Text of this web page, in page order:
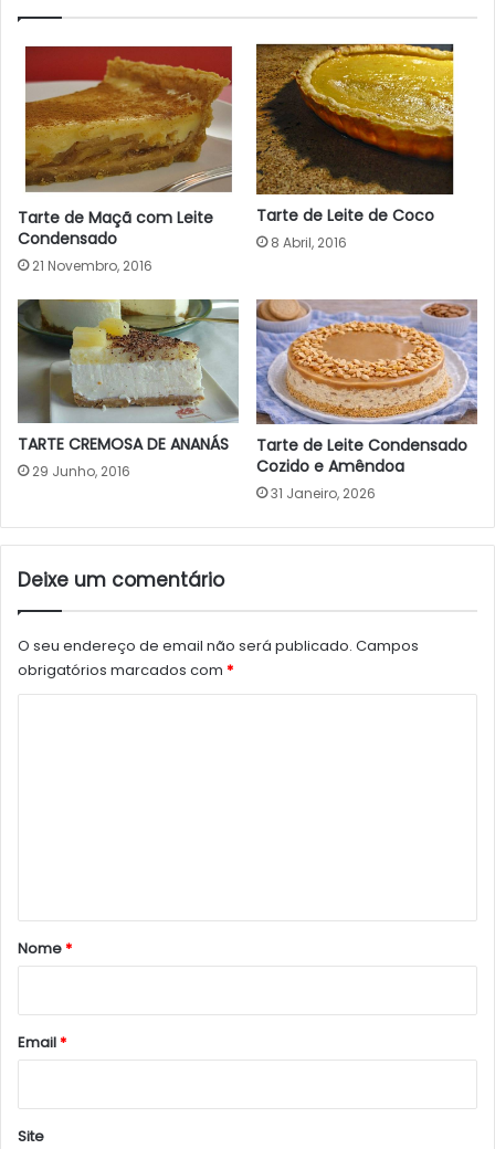
Tarte de Maçã com Leite
Condensado
21 Novembro, 2016
Tarte de Leite de Coco
8 Abril, 2016
TARTE CREMOSA DE ANANÁS
29 Junho, 2016
Tarte de Leite Condensado
Cozido e Amêndoa
31 Janeiro, 2026
Deixe um comentário
O seu endereço de email não será publicado. Campos
obrigatórios marcados com *
r
*
Nome*
Email*
Site